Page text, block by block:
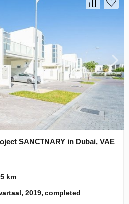
SANCTNARY in Dubai, VAE
km
2019, completed